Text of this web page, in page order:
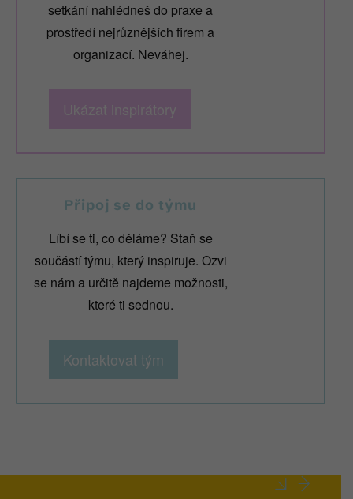
setkání nahlédneš do praxe a
prostředí nejrůznějších firem a
organizací. Neváhej.
Ukázat inspirátory
Připoj se do týmu
Líbí se ti, co děláme? Staň se
součástí týmu, který inspiruje. Ozvi
se nám a určitě najdeme možnosti,
které ti sednou.
Kontaktovat tým